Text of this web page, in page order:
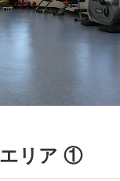
リア ①